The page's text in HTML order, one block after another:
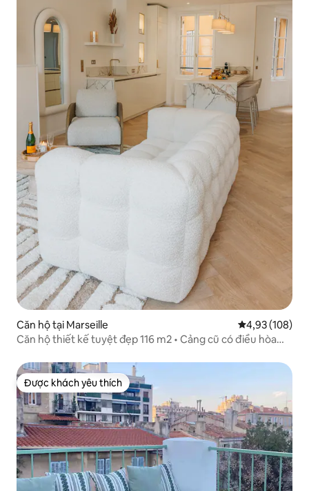
Căn hộ tại Marseille Xếp hạng
4,93 (108)
Căn hộ thiết kế tuyệt đẹp 116 m2 • Cảng cũ có điều hòa
Được khách yêu thích
Được khách yêu thích